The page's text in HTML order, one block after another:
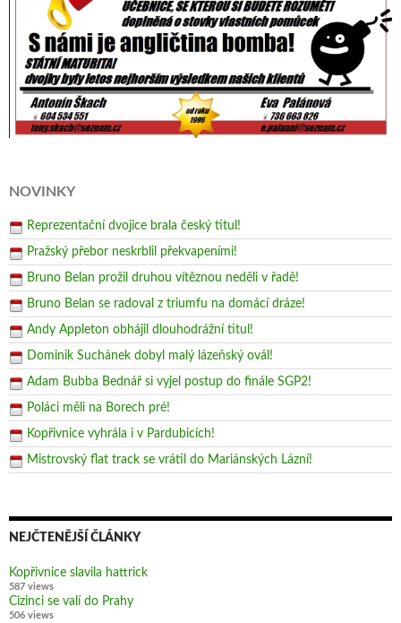
NOVINKY
Reprezentační dvojice brala český titul!
Pražský přebor neskrblil překvapeními!
Bruno Belan prožil druhou vítěznou neděli v řadě!
Bruno Belan se radoval z triumfu na domácí dráze!
Andy Appleton obhájil dlouhodrážní titul!
Dominik Suchánek dobyl malý lázeňský ovál!
Adam Bubba Bednář si vyjel postup do finále SGP2!
Poláci měli na Borech pré!
Kopřivnice vyhrála i v Pardubicích!
Mistrovský flat track se vrátil do Mariánských Lázní!
NEJČTENĚJŠÍ ČLÁNKY
Kopřivnice slavila hattrick
587 views
Cizinci se valí do Prahy
506 views